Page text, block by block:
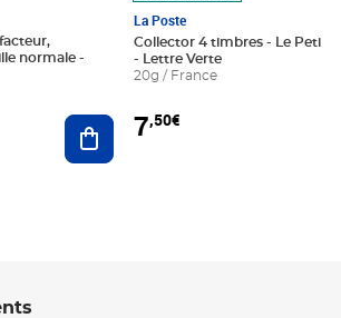
Ajouter au panier
La Poste
Collector 4 timbres - Le Petit
- Lettre Verte
20g / France
7,50€